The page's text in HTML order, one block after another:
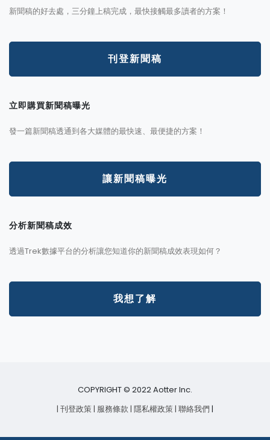
新聞稿的好去處，三分鐘上稿完成，最快接觸最多讀者的方案！
刊登新聞稿
立即購買新聞稿曝光
發一篇新聞稿透通到各大媒體的最快速、最便捷的方案！
讓新聞稿曝光
分析新聞稿成效
透過Trek數據平台的分析讓您知道你的新聞稿成效表現如何？
我想了解
COPYRIGHT © 2022 Aotter Inc.
| 刊登政策 | 服務條款 | 隱私權政策 | 聯絡我們 |